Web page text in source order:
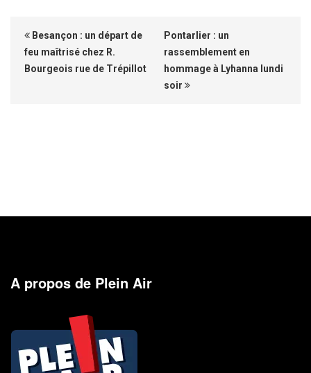
Besançon : un départ de
feu maîtrisé chez R.
Bourgeois rue de Trépillot
Pontarlier : un
rassemblement en
hommage à Lyhanna lundi
soir
A propos de Plein Air